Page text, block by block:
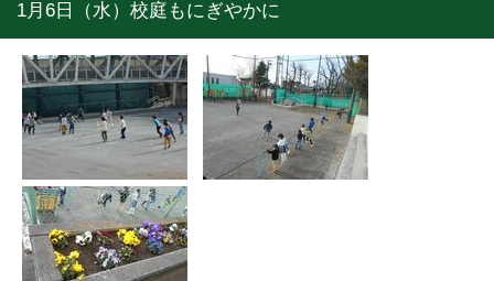
1月6日（水）校庭もにぎやかに